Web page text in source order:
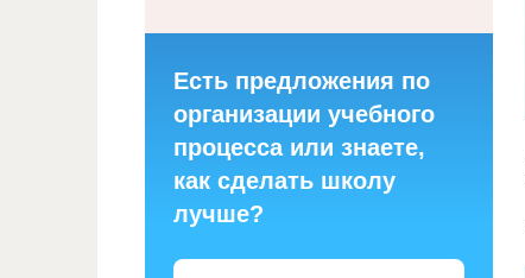
Есть предложения по
организации учебного
процесса или знаете,
как сделать школу
лучше?